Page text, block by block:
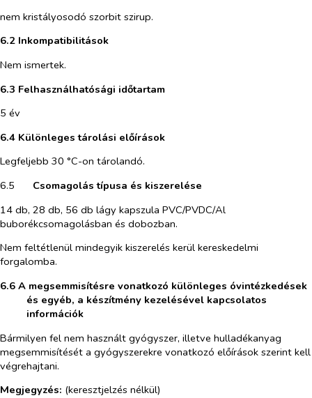
nem kristályosodó szorbit szirup.
6.2 Inkompatibilitások
Nem ismertek.
6.3 Felhasználhatósági időtartam
5 év
6.4 Különleges tárolási előírások
Legfeljebb 30 °C-on tárolandó.
6.5​
Csomagolás típusa és kiszerelése
14 db, 28 db, 56 db lágy kapszula PVC/PVDC/Al
buborékcsomagolásban és dobozban.
Nem feltétlenül mindegyik kiszerelés kerül kereskedelmi
forgalomba.
6.6 A megsemmisítésre vonatkozó különleges óvintézkedések
és egyéb, a készítmény kezelésével kapcsolatos
információk
Bármilyen fel nem használt gyógyszer, illetve hulladékanyag
megsemmisítését a gyógyszerekre vonatkozó előírások szerint kell
végrehajtani.
Megjegyzés: (keresztjelzés nélkül)